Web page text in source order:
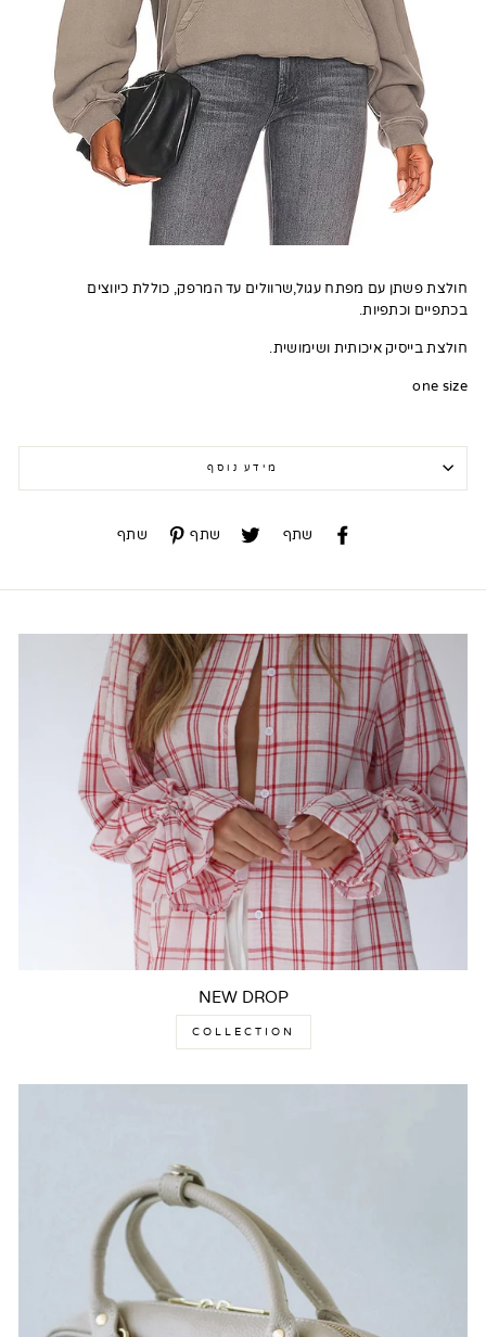
חולצת פשתן עם מפתח עגול,שרוולים עד המרפק, כוללת כיווצים
בכתפיים וכתפיות.
חולצת בייסיק איכותית ושימושית.
one size
מידע נוסף
שתף שתף שתף שתף שתף
NEW DROP
COLLECTION